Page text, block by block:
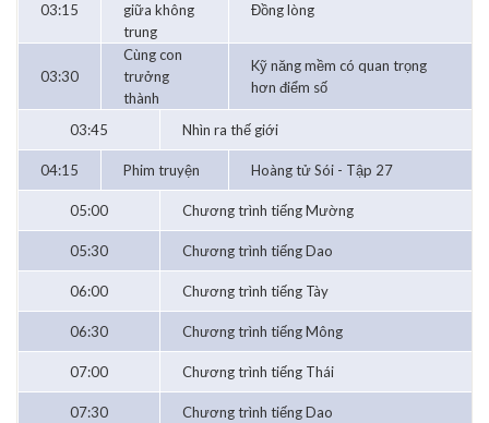
03:15
giữa không
trung
Đồng lòng
03:30
Cùng con
trưởng
thành
Kỹ năng mềm có quan trọng
hơn điểm số
03:45 Nhìn ra thế giới
04:15 Phim truyện Hoàng tử Sói - Tập 27
05:00 Chương trình tiếng Mường
05:30 Chương trình tiếng Dao
06:00 Chương trình tiếng Tày
06:30 Chương trình tiếng Mông
07:00 Chương trình tiếng Thái
07:30 Chương trình tiếng Dao